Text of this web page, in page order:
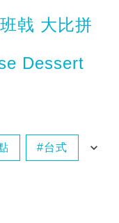
㦸 大比拼
Dessert
台式